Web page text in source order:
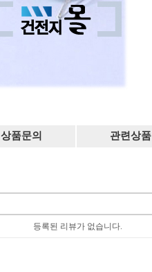
상품문의 관련상품
등록된 리뷰가 없습니다.